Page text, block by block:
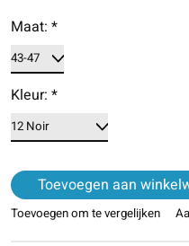
Maat: *
Kleur: *
Toevoegen aan
Toevoegen om te vergelijken